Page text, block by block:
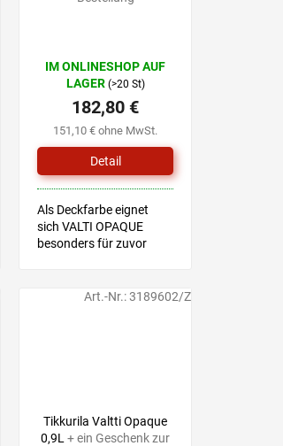
IM ONLINESHOP AUF
LAGER (>20 St)
151,10 € ohne MwSt.
182,80 €
Detail
Als Deckfarbe eignet
sich VALTI OPAQUE
besonders für zuvor
Alkydfarben oder Beizen,
Tikkurila Valtti Opaque
0,9L+ ein Geschenk zur
Art.-Nr.:3189602/Z